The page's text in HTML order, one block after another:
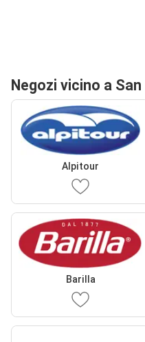
Negozi vicino a
Alpitour
Barilla